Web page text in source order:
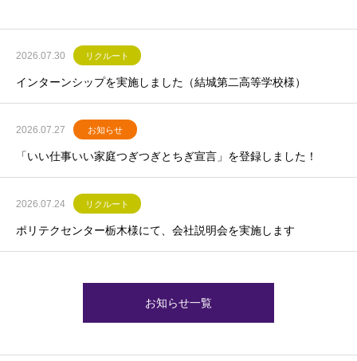
2026.07.30 リクルート
インターンシップを実施しました（結城第二高等学校様）
2026.07.27 お知らせ
「いい仕事いい家庭つぎつぎとちぎ宣言」を登録しました！
2026.07.24 リクルート
ポリテクセンター栃木様にて、会社説明会を実施します
お知らせ一覧